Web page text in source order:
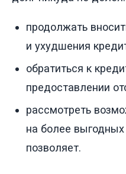
продолжать
и ухудшения
обратиться к
предоставлении
рассмотреть
на более
позволяет.